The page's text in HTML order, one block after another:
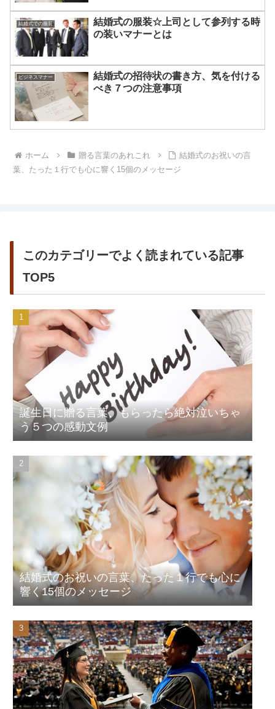
結婚式での服装
結婚式の服装☆上司として参列する時
の装いマナーとは
ビジネスマナー
結婚式の招待状の書き方、気を付ける
べき７つの注意事項
ホーム 贈る言葉のあれこれ
結婚式のお祝いの言
葉、たった１行でも心に響く15個のメッセージ
このカテゴリーでよく読まれている記事
TOP5
誕生日に贈る言葉、もらったら絶対泣いちゃ
う５つの感動文例
結婚式のお祝いの言葉、たった１行でも心に
響く15個のメッセージ